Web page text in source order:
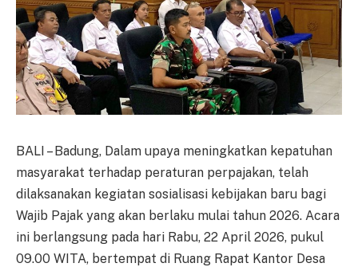
BALI – Badung, Dalam upaya meningkatkan kepatuhan
masyarakat terhadap peraturan perpajakan, telah
dilaksanakan kegiatan sosialisasi kebijakan baru bagi
Wajib Pajak yang akan berlaku mulai tahun 2026. Acara
ini berlangsung pada hari Rabu, 22 April 2026, pukul
09.00 WITA, bertempat di Ruang Rapat Kantor Desa